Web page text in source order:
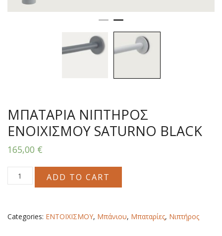
ΜΠΑΤΑΡΙΑ ΝΙΠΤΗΡΟΣ
ΕΝΟΙΧΙΣΜΟΥ SATURNO BLACK
165,00 €
ΜΠΑΤΑΡΙΑ
ΝΙΠΤΗΡΟΣ
BLACK
quantity
ADD TO CART
Categories: ΕΝΤΟΙΧΙΣΜΟΥ, Μπάνιου, Μπαταρίες, Νιπτήρος